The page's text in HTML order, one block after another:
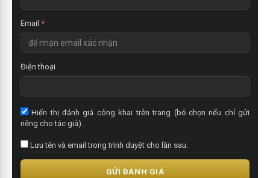
Email *
Điện thoại
Hiển thị đánh giá công khai trên trang (bỏ chọn nếu chỉ gửi
riêng cho tác giả).
Lưu tên và email trong trình duyệt cho lần sau.
GỬI ĐÁNH GIÁ